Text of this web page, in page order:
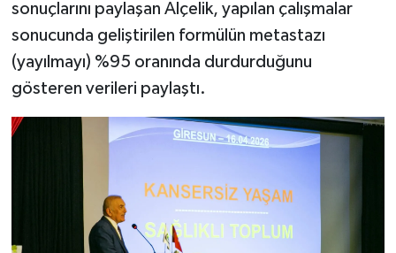
sonuçlarını paylaşan Alçelik, yapılan çalışmalar
sonucunda geliştirilen formülün metastazı
(yayılmayı) %95 oranında durdurduğunu
gösteren verileri paylaştı.